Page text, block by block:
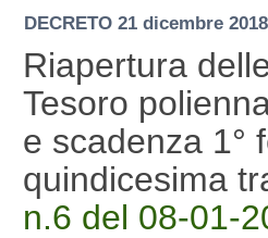
DECRETO 21 dicembre 2018
Riapertura
Tesoro
e scadenza 1°
quindicesima
n.6 del 08-01-